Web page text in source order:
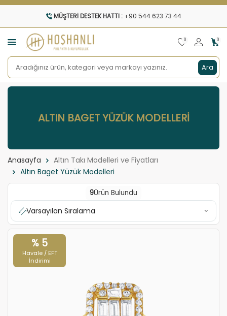
MÜŞTERI DESTEK HATTI : +90 544 623 73 44
Ara
0 0
ALTIN BAGET YÜZÜK MODELLERI
Anasayfa
Altın Takı Modelleri ve Fiyatları
Altın Baget Yüzük Modelleri
9Ürün Bulundu
Varsayılan Sıralama
% 5
Havale / EFT
İndirimi